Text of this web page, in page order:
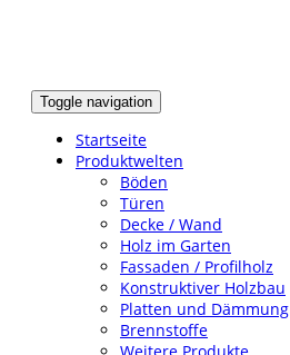
Toggle navigation
Startseite
Produktwelten
Böden
Türen
Decke / Wand
Holz im Garten
Fassaden / Profilholz
Konstruktiver Holzbau
Platten und Dämmung
Brennstoffe